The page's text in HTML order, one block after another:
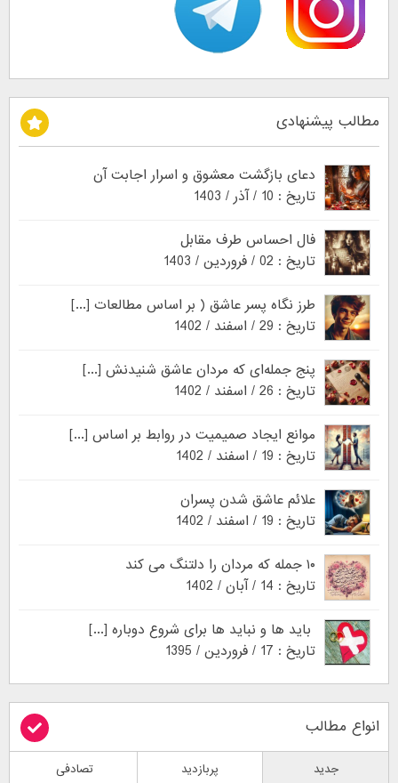
مطالب پیشنهادی
دعای بازگشت معشوق و اسرار اجابت آن
تاریخ : 10 / آذر / 1403
فال احساس طرف مقابل
تاریخ : 02 / فروردین / 1403
طرز نگاه پسر عاشق ( بر اساس مطالعات [...]
تاریخ : 29 / اسفند / 1402
پنج جمله‌ای که مردان عاشق شنیدنش [...]
تاریخ : 26 / اسفند / 1402
موانع ایجاد صمیمیت در روابط بر اساس [...]
تاریخ : 19 / اسفند / 1402
علائم عاشق شدن پسران
تاریخ : 19 / اسفند / 1402
۱۰ جمله که مردان را دلتنگ می کند
تاریخ : 14 / آبان / 1402
باید ها و نباید ها برای شروع دوباره [...]
تاریخ : 17 / فروردین / 1395
انواع مطالب
جدید پربازدید تصادفی